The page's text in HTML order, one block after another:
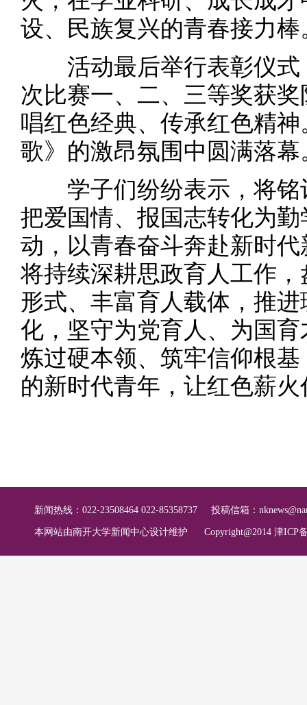
设、民族复兴的青春接力棒
活动最后举行表彰仪式
次比赛一、二、三等奖获
唱红色经典、传承红色精
歌》的激昂氛围中圆满落幕
学子们纷纷表示，将铭
把爱国情、报国志转化为
动，以青春奋斗奔赴新时
将持续深耕思政育人工作
形式、丰富育人载体，推
化，坚守为党育人、为国
炼过硬本领、筑牢信仰根
的新时代青年，让红色薪
新闻热线：022-23508464 022-85358737 投稿信箱：
本网站由南开大学新闻中心设计维护 Copyright@2014 津ICP